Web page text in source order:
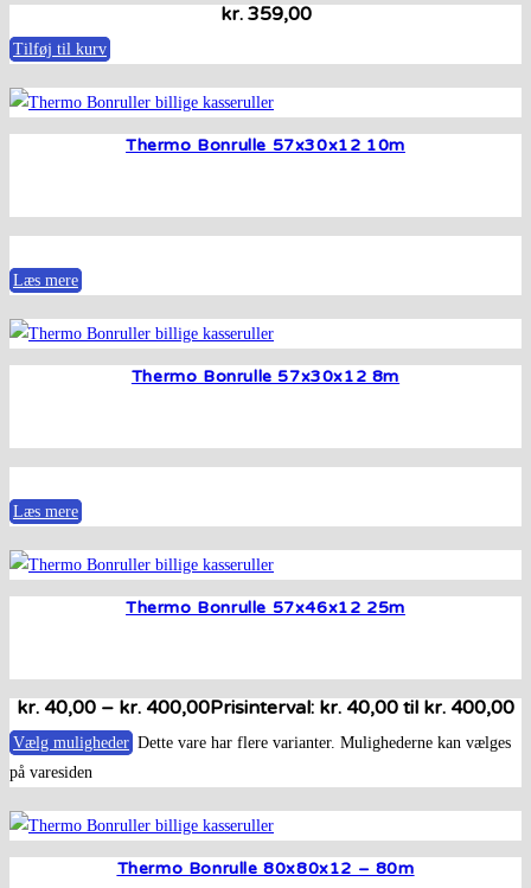
kr.359,00
Tilføj til kurv
Thermo Bonrulle 57x30x12 10m
Læs mere
Thermo Bonrulle 57x30x12 8m
Læs mere
Thermo Bonrulle 57x46x12 25m
kr. 40,00 – kr. 400,00Prisinterval: kr. 40,00 til kr. 400,00
Vælg muligheder Dette vare har flere varianter. Mulighederne kan vælges
på varesiden
Thermo Bonrulle 80x80x12 – 80m